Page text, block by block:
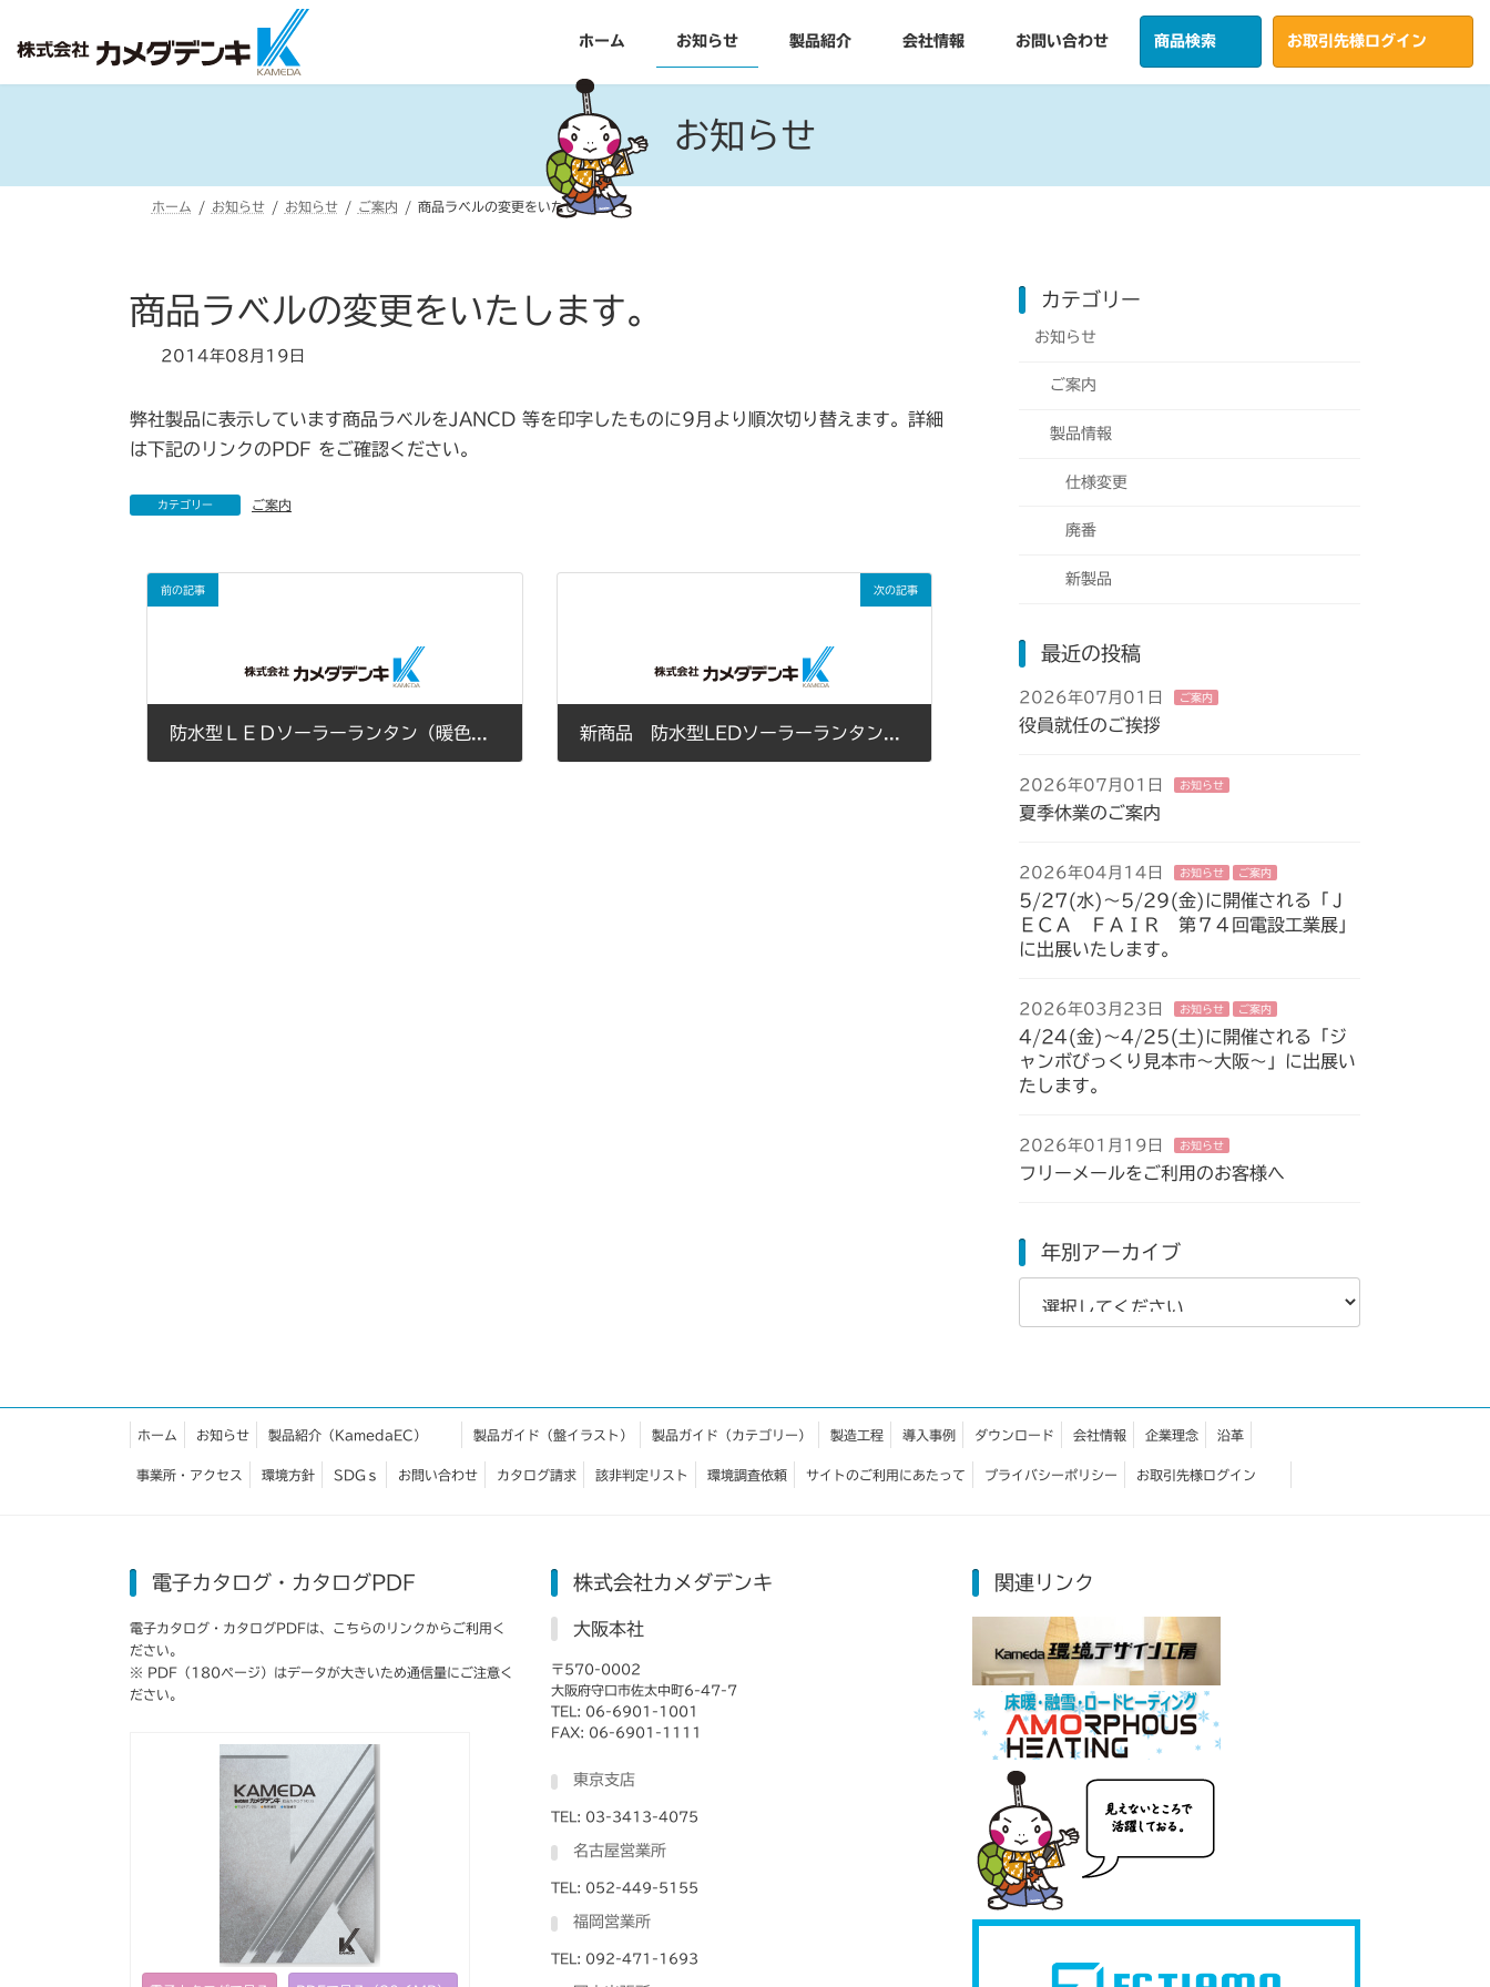
ス
ン
ホーム お知らせ 製品紹介 会社情報 お問い合わせ 商品検索 お取引先様ログイン
お知らせ
ホーム お知らせ お知らせ ご案内 商品ラベルの変更をいたします。
商品ラベルの変更をいたします。
2014年08月19日
弊社製品に表示しています商品ラベルをJANCD 等を印字したものに9月より順次切り替えます。詳細
は下記のリンクのPDF をご確認ください。
カテゴリー ご案内
前の記事 次の記事
カテゴリー
お知らせ
ご案内
製品情報
仕様変更
廃番
新製品
最近の投稿
2026年07月01日 ご案内
役員就任のご挨拶
2026年07月01日 お知らせ
夏季休業のご案内
2026年04月14日 お知らせ ご案内
5/27(水)～5/29(金)に開催される「Ｊ
ＥＣＡ ＦＡＩＲ 第７４回電設工業展」
に出展いたします。
2026年03月23日 お知らせ ご案内
4/24(金)～4/25(土)に開催される「ジ
ャンボびっくり見本市～大阪～」に出展い
たします。
2026年01月19日 お知らせ
フリーメールをご利用のお客様へ
年別アーカイブ
ホーム お知らせ 製品紹介（KamedaEC） 製品ガイド（盤イラスト） 製品ガイド（カテゴリー） 製造工程 導入事例 ダウンロード 会社情報 企業理念 沿革
事業所・アクセス 環境方針 SDGｓ お問い合わせ カタログ請求 該非判定リスト 環境調査依頼 サイトのご利用にあたって プライバシーポリシー お取引先様ログイン
電子カタログ・カタログPDF
電子カタログ・カタログPDFは、こちらのリンクからご利用く
ださい。
※ PDF（180ページ）はデータが大きいため通信量にご注意く
ださい。
株式会社カメダデンキ
大阪本社
〒570-0002
大阪府守口市佐太中町6-47-7
TEL: 06-6901-1001
FAX: 06-6901-1111
東京支店
TEL: 03-3413-4075
名古屋営業所
TEL: 052-449-5155
福岡営業所
TEL: 092-471-1693
関連リンク